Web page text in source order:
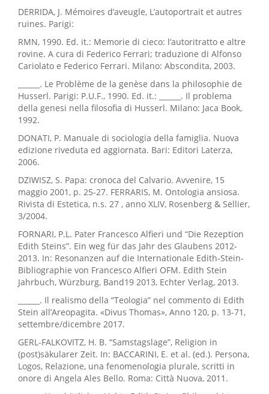
DERRIDA, J. Mémoires d’aveugle, L’autoportrait et autres
ruines. Parigi:
RMN, 1990. Ed. it.: Memorie di cieco: l’autoritratto e altre
rovine. A cura di Federico Ferrari; traduzione di Alfonso
Cariolato e Federico Ferrari. Milano: Abscondita, 2003.
______. Le Problème de la genèse dans la philosophie de
Husserl. Parigi: P.U.F., 1990. Ed. it.: ______. Il problema
della genesi nella filosofia di Husserl. Milano: Jaca Book,
1992.
DONATI, P. Manuale di sociologia della famiglia. Nuova
edizione riveduta ed aggiornata. Bari: Editori Laterza,
2006.
DZIWISZ, S. Papa: cronoca del Calvario. Avvenire, 15
maggio 2001, p. 25-27. FERRARIS, M. Ontologia ansiosa.
Rivista di Estetica, n.s. 27 , anno XLIV, Rosenberg & Sellier,
3/2004.
FORNARI, P.L. Pater Francesco Alfieri und “Die Rezeption
Edith Steins”. Ein weg für das Jahr des Glaubens 2012-
2013. In: Resonanzen auf die Internationale Edith-Stein-
Bibliographie von Francesco Alfieri OFM. Edith Stein
Jahrbuch, Würzburg, Band19 2013, Echter Verlag, 2013.
______. Il realismo della “Teologia” nel commento di Edith
Stein all’Areopagita. «Divus Thomas», Anno 120, p. 13-71,
settembre/dicembre 2017.
GERL-FALKOVITZ, H. B. “Samstagslage”, Religion in
(post)säkularer Zeit. In: BACCARINI, E. et al. (ed.). Persona,
Logos, Relazione, una fenomenologia plurale, scritti in
onore di Angela Ales Bello. Roma: Città Nuova, 2011.